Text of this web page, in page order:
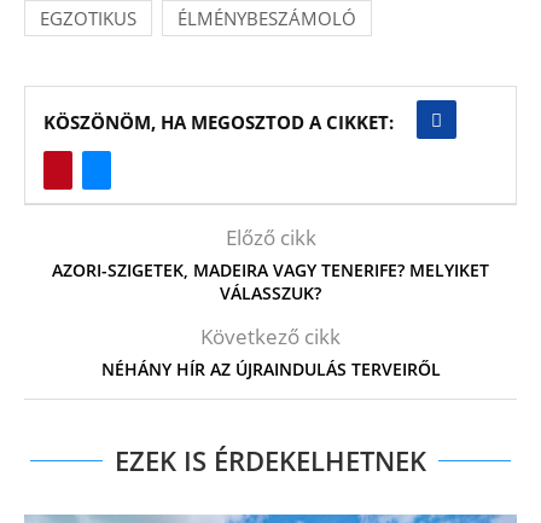
EGZOTIKUS
ÉLMÉNYBESZÁMOLÓ
KÖSZÖNÖM, HA MEGOSZTOD A CIKKET:
Előző cikk
AZORI-SZIGETEK, MADEIRA VAGY TENERIFE? MELYIKET
VÁLASSZUK?
Következő cikk
NÉHÁNY HÍR AZ ÚJRAINDULÁS TERVEIRŐL
EZEK IS ÉRDEKELHETNEK